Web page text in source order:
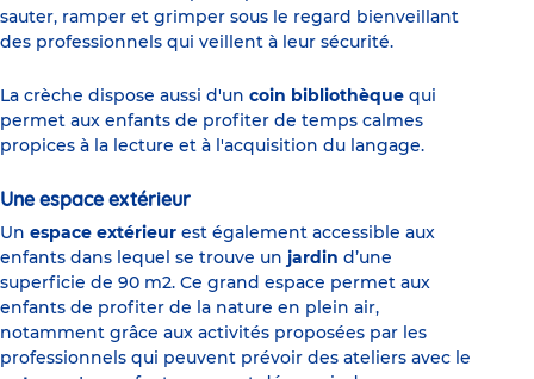
sauter, ramper et grimper sous le regard bienveillant
des professionnels qui veillent à leur sécurité.
La crèche dispose aussi d'un coin bibliothèque qui
permet aux enfants de profiter de temps calmes
propices à la lecture et à l'acquisition du langage.
Une espace extérieur
Un espace extérieur est également accessible aux
enfants dans lequel se trouve un jardin d’une
superficie de 90 m2. Ce grand espace permet aux
enfants de profiter de la nature en plein air,
notamment grâce aux activités proposées par les
professionnels qui peuvent prévoir des ateliers avec le